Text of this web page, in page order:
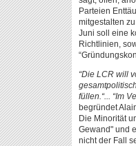
Parteien
mitgestalten
Juni soll eine
Richtlinien,
“Die LCR will
füllen.“... “Im
begründet
Die Minorität
Gewand" und
nicht der Fall